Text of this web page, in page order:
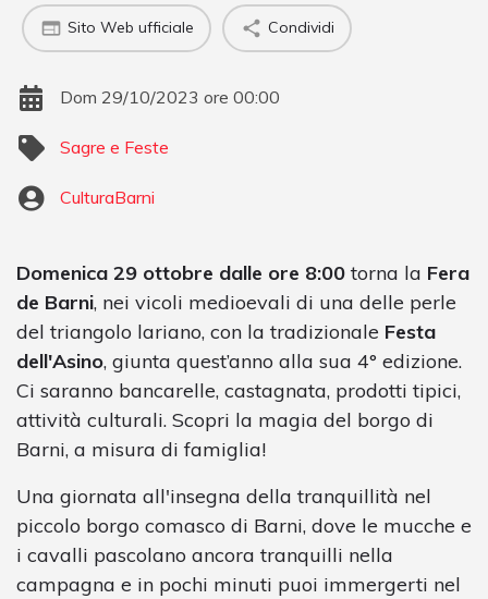
Sito Web ufficiale Condividi
Dom 29/10/2023 ore 00:00
Sagre e Feste
CulturaBarni
Domenica 29 ottobre dalle ore 8:00 torna la Fera
de Barni, nei vicoli medioevali di una delle perle
del triangolo lariano, con la tradizionale Festa
dell'Asino, giunta quest’anno alla sua 4° edizione.
Ci saranno bancarelle, castagnata, prodotti tipici,
attività culturali. Scopri la magia del borgo di
Barni, a misura di famiglia!
Una giornata all'insegna della tranquillità nel
piccolo borgo comasco di Barni, dove le mucche e
i cavalli pascolano ancora tranquilli nella
campagna e in pochi minuti puoi immergerti nel